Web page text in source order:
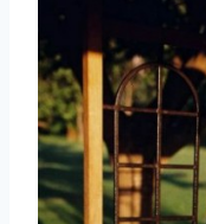
取消